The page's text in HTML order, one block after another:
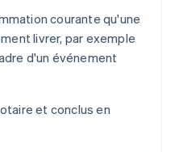
courante qu'une
livrer, par exemple
d'un événement
et conclus en